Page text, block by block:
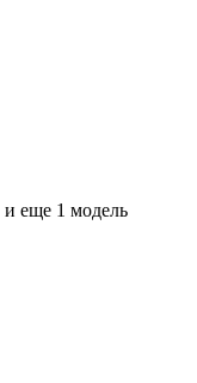
и еще 1 модель